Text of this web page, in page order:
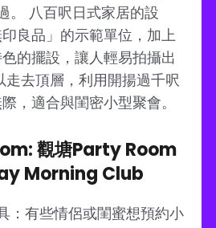
。 八百呎日式家居的設
良品」的示範單位，加上
的擺設，讓人輕易拍攝出
走去頂層，利用開揚過千呎
，適合與閨密小型聚會。
觀塘Party Room
Morning Club
：有些情侶或閨蜜想預約小